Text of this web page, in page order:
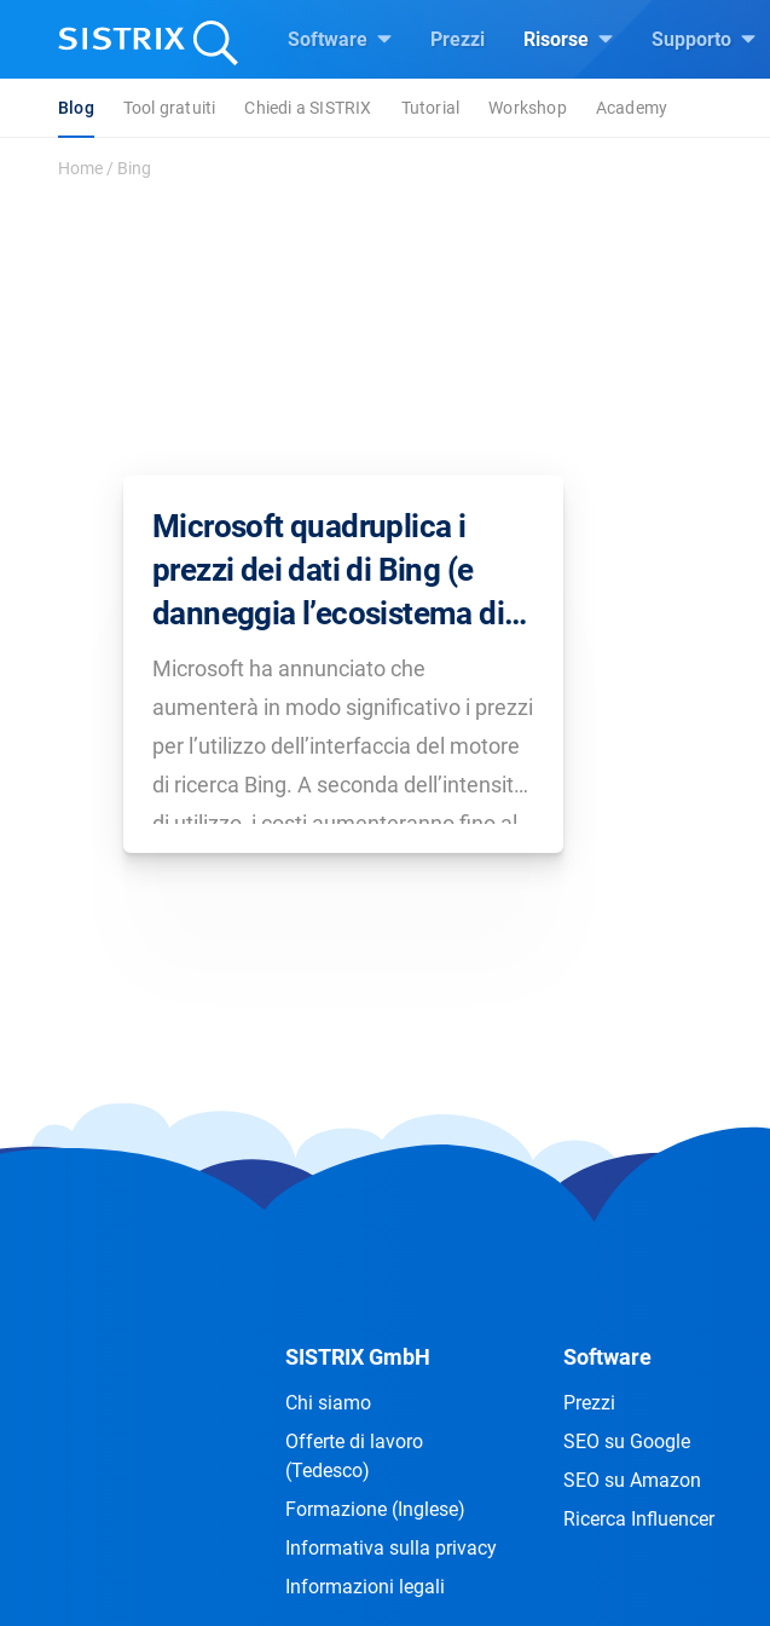
Software Prezzi Risorse Supporto
Blog Tool gratuiti Chiedi a SISTRIX Tutorial Workshop Academy
Home / Bing
Microsoft quadruplica i
prezzi dei dati di Bing (e
danneggia l’ecosistema di
internet)
Microsoft ha annunciato che
aumenterà in modo significativo i prezzi
per l’utilizzo dell’interfaccia del motore
di ricerca Bing. A seconda dell’intensità
di utilizzo, i costi aumenteranno fino al
1.000% e ciò avverrà automaticamente
SISTRIX GmbH
Chi siamo
Offerte di lavoro
(Tedesco)
Formazione (Inglese)
Informativa sulla privacy
Informazioni legali
Software
Prezzi
SEO su Google
SEO su Amazon
Ricerca Influencer